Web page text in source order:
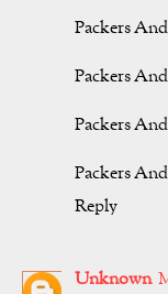
Packers
Packers
Packers
Packers
Reply
Unknown